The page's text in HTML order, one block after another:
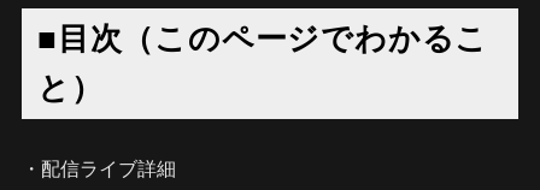
■目次（このページでわかるこ
と）
・配信ライブ詳細